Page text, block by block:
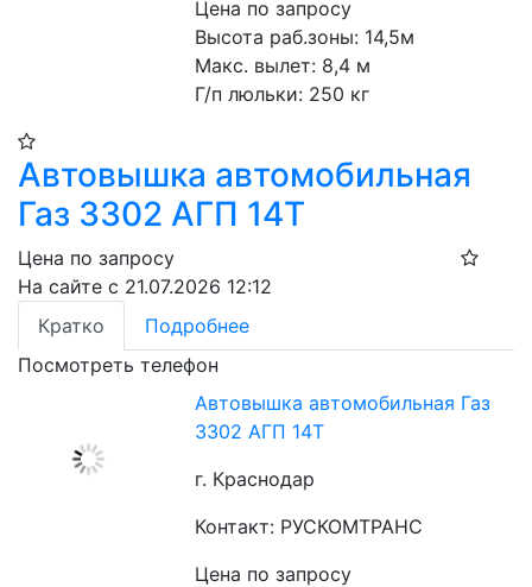
Цена по запросу
Высота раб.зоны: 14,5м
Макс. вылет: 8,4 м
Г/п люльки: 250 кг
Автовышка автомобильная
Газ 3302 АГП 14Т
Цена по запросу
На сайте с 21.07.2026 12:12
Кратко
Подробнее
Посмотреть телефон
Автовышка автомобильная Газ
3302 АГП 14Т
г. Краснодар
Контакт: РУСКОМТРАНС
Цена по запросу